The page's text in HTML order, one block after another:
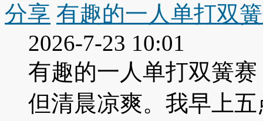
分享 有趣的一人单打双
2026-7-23 10:01
有趣的一人单打双簧
但清晨凉爽。我早上